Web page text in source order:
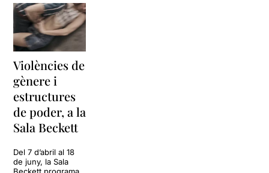
Violències de
gènere i
estructures
de poder, a la
Sala Beckett
Del 7 d’abril al 18
de juny, la Sala
Beckett programa